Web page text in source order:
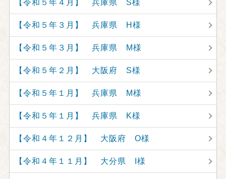
【令和５年４月】 兵庫県 S様
【令和５年３月】 兵庫県 H様
【令和５年３月】 兵庫県 M様
【令和５年２月】 大阪府 S様
【令和５年１月】 兵庫県 M様
【令和５年１月】 兵庫県 K様
【令和４年１２月】 大阪府 O様
【令和４年１１月】 大分県 I様